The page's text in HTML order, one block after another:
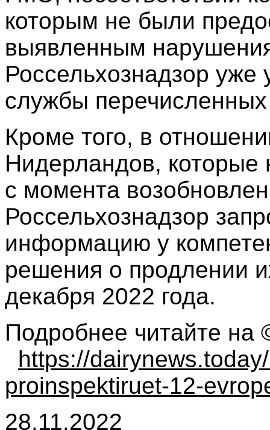
которым не были
выявленным
Россельхознадзор
службы
Кроме того, в
Нидерландов, которые
с момента
Россельхознадзор
информацию у
решения о продлении
декабря 2022 года.
Подробнее читайте на
https://
proinspektiruet-12-
28.11.2022